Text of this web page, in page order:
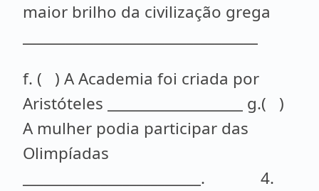
maior brilho da civilização grega
f. ( ) A Academia foi criada por
Aristóteles ___________________ g.( )
A mulher podia participar das
Olimpíadas
_________________________. 4.